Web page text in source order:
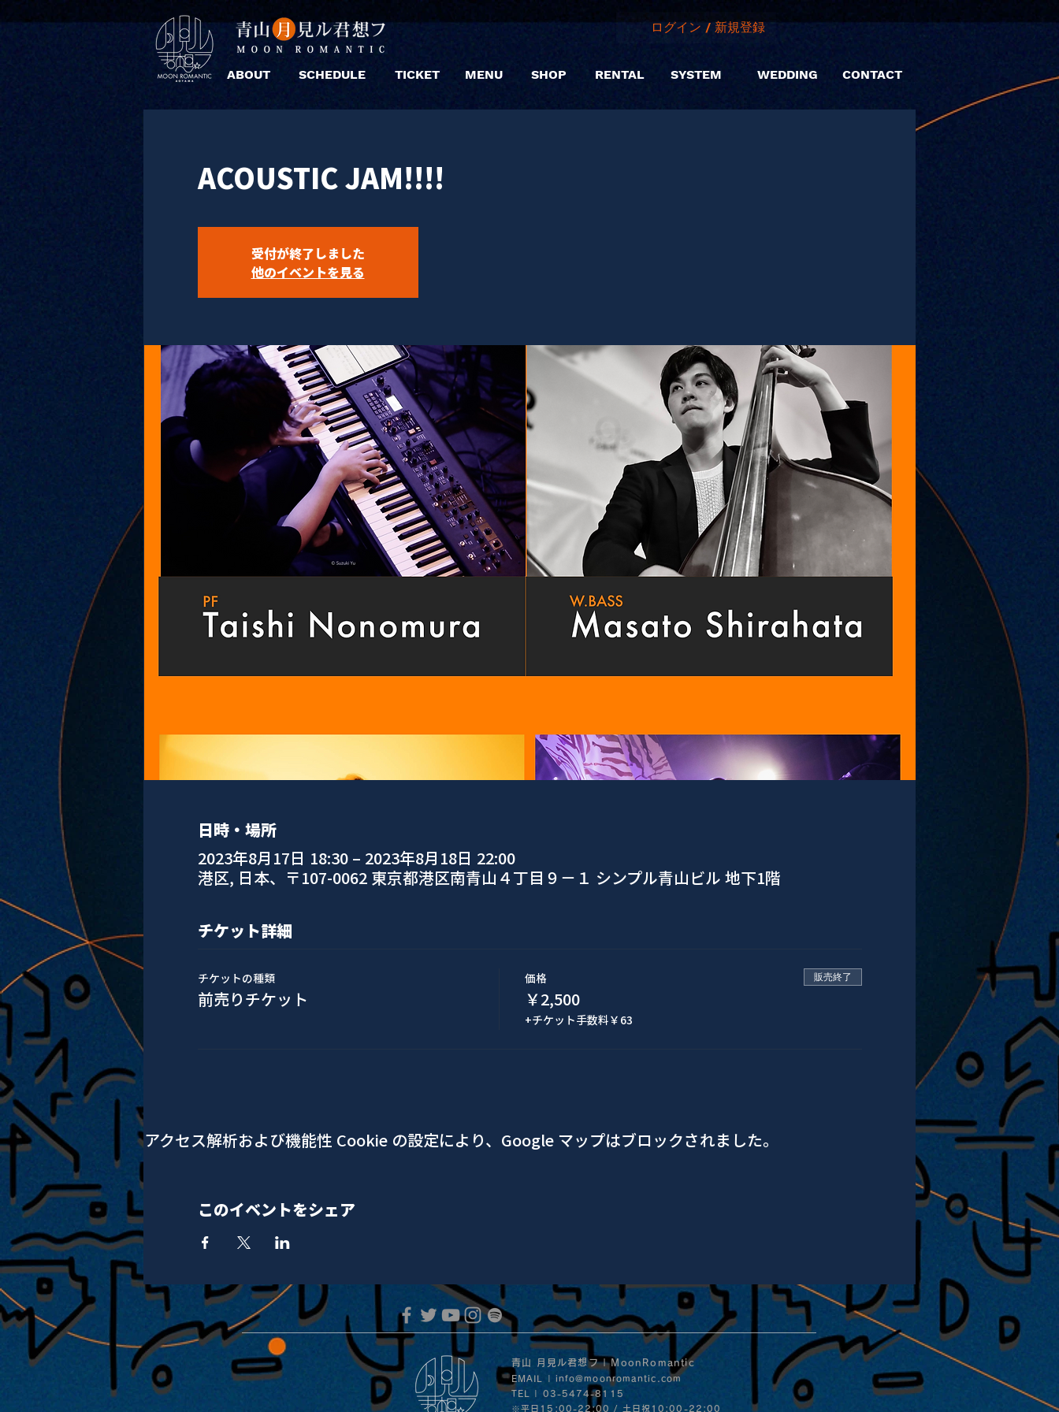
ABOUT SCHEDULE TICKET MENU SHOP
ログイン / 新規登録
RENTAL SYSTEM WEDDING CONTACT
ACOUSTIC JAM!!!!
受付が終了しました
他のイベントを見る
日時・場所
2023年8月17日 18:30 – 2023年8月18日 22:00
港区, 日本、〒107-0062 東京都港区南青山４丁目９−１ シンプル青山ビル 地下1階
チケット詳細
チケットの種類
前売りチケット
価格
￥2,500
+チケット手数料￥63
販売終了
アクセス解析および機能性 Cookie の設定により、Google マップはブロックされました。
このイベントをシェア
青山 月見ル君想フ | MoonRomantic
EMAIL |
info@moonromantic.com
TEL | 03-5474-8115
※平日15:00-22:00 / 土日祝10:00-22:00